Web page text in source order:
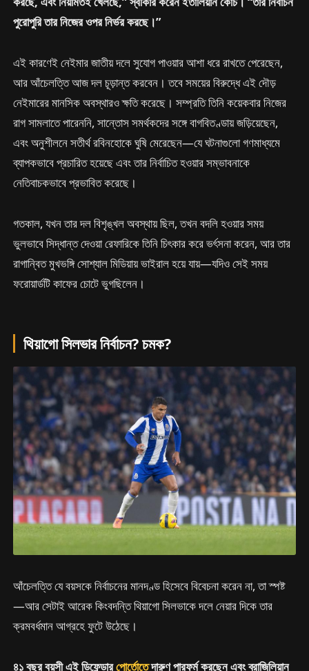
পুরোপুরি তার নিজের ওপর নির্ভর করছে।”
এই কারণেই নেইমার জাতীয় দলে সুযোগ পাওয়ার আশা ধরে রাখতে পেরেছেন,
আর আঁচেলত্তি আজ দল চূড়ান্ত করবেন। তবে সময়ের বিরুদ্ধে এই দৌড়
নেইমারের মানসিক অবস্থারও ক্ষতি করেছে। সম্প্রতি তিনি কয়েকবার নিজের
রাগ সামলাতে পারেননি, সান্তোস সমর্থকদের সঙ্গে বাগবিতণ্ডায় জড়িয়েছেন,
এবং অনুশীলনে সতীর্থ রবিনহোকে ঘুষি মেরেছেন—যে ঘটনাগুলো গণমাধ্যমে
ব্যাপকভাবে প্রচারিত হয়েছে এবং তার নির্বাচিত হওয়ার সম্ভাবনাকে
নেতিবাচকভাবে প্রভাবিত করেছে।
গতকাল, যখন তার দল বিশৃঙ্খল অবস্থায় ছিল, তখন বদলি হওয়ার সময়
ভুলভাবে সিদ্ধান্ত দেওয়া রেফারিকে তিনি চিৎকার করে ভর্ৎসনা করেন, আর তার
রাগান্বিত মুখভঙ্গি সোশ্যাল মিডিয়ায় ভাইরাল হয়ে যায়—যদিও সেই সময়
ফরোয়ার্ডটি কাফের চোটে ভুগছিলেন।
থিয়াগো সিলভার নির্বাচন? চমক?
আঁচেলত্তি যে বয়সকে নির্বাচনের মানদণ্ড হিসেবে বিবেচনা করেন না, তা স্পষ্ট
—আর সেটাই আরেক কিংবদন্তি থিয়াগো সিলভাকে দলে নেয়ার দিকে তার
ক্রমবর্ধমান আগ্রহে ফুটে উঠেছে।
৪১ বছর বয়সী এই ডিফেন্ডারপোর্তোতেদারুণ পারফর্ম করছেন এবং ব্রাজিলিয়ান